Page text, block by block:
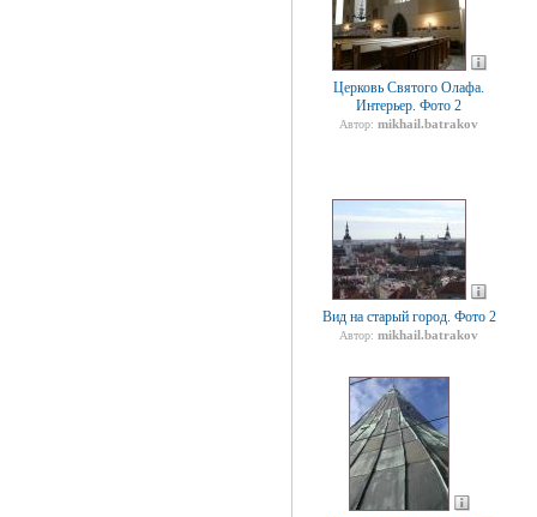
Церковь Святого Олафа.
Интерьер. Фото 2
Автор: mikhail.batrakov
Вид на старый город. Фото 2
Автор: mikhail.batrakov